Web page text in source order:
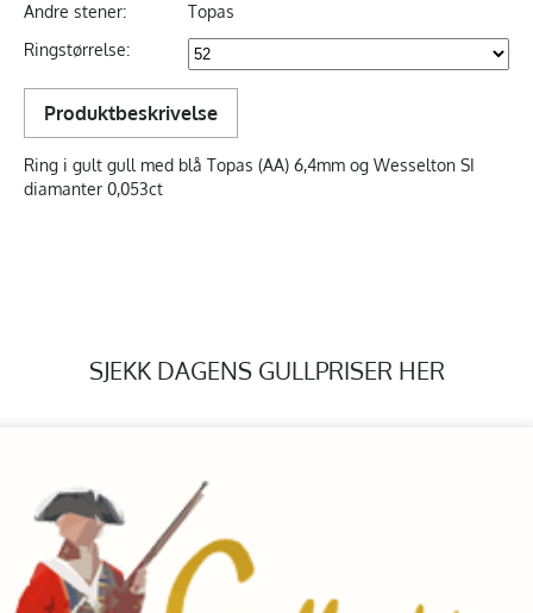
Andre stener:
Topas
Ringstørrelse:
Produktbeskrivelse
Ring i gult gull med blå Topas (AA) 6,4mm og Wesselton SI
diamanter 0,053ct
SJEKK DAGENS GULLPRISER HER